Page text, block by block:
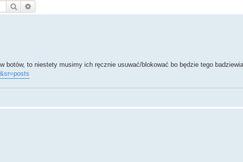
Szukaj
botów, to niestety musimy ich ręcznie usuwać/blokować bo będzie tego